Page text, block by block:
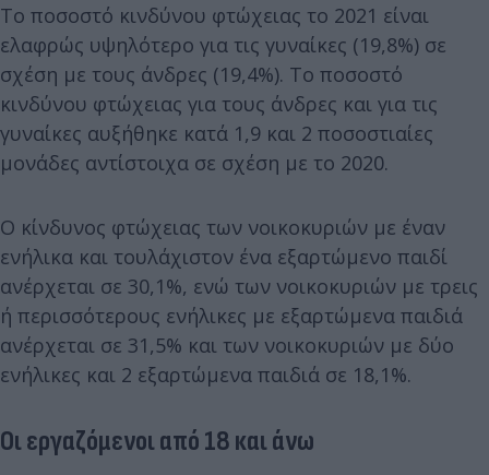
Το ποσοστό κινδύνου φτώχειας το 2021 είναι
ελαφρώς υψηλότερο για τις γυναίκες (19,8%) σε
σχέση με τους άνδρες (19,4%). Το ποσοστό
κινδύνου φτώχειας για τους άνδρες και για τις
γυναίκες αυξήθηκε κατά 1,9 και 2 ποσοστιαίες
μονάδες αντίστοιχα σε σχέση με το 2020.
Ο κίνδυνος φτώχειας των νοικοκυριών με έναν
ενήλικα και τουλάχιστον ένα εξαρτώμενο παιδί
ανέρχεται σε 30,1%, ενώ των νοικοκυριών με τρεις
ή περισσότερους ενήλικες με εξαρτώμενα παιδιά
ανέρχεται σε 31,5% και των νοικοκυριών με δύο
ενήλικες και 2 εξαρτώμενα παιδιά σε 18,1%.
Οι εργαζόμενοι από 18 και άνω